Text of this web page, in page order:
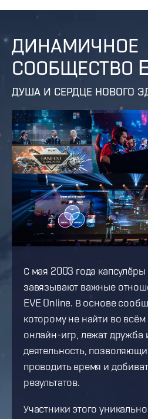
ДИНАМИЧНОЕ
СООБЩЕСТВО
ДУША И СЕРДЦЕ НОВОГО
С мая 2003 года
завязывают важные
EVE Online. В основе
которому не найти во
онлайн-игр, лежат дружба
деятельность,
проводить время и
результатов.
Участники этого